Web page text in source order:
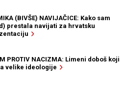
(BIVŠE) NAVIJAČICE: Kako sam
prestala navijati za hrvatsku
PROTIV NACIZMA: Limeni doboš koji
velike ideologije